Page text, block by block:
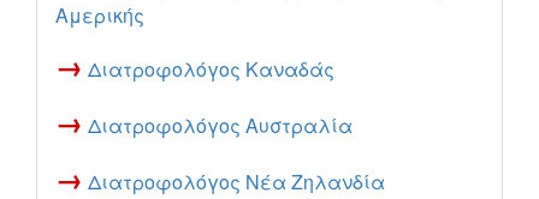
Αμερικής
→ Διατροφολόγος Καναδάς
→ Διατροφολόγος Αυστραλία
→ Διατροφολόγος Νέα Ζηλανδία